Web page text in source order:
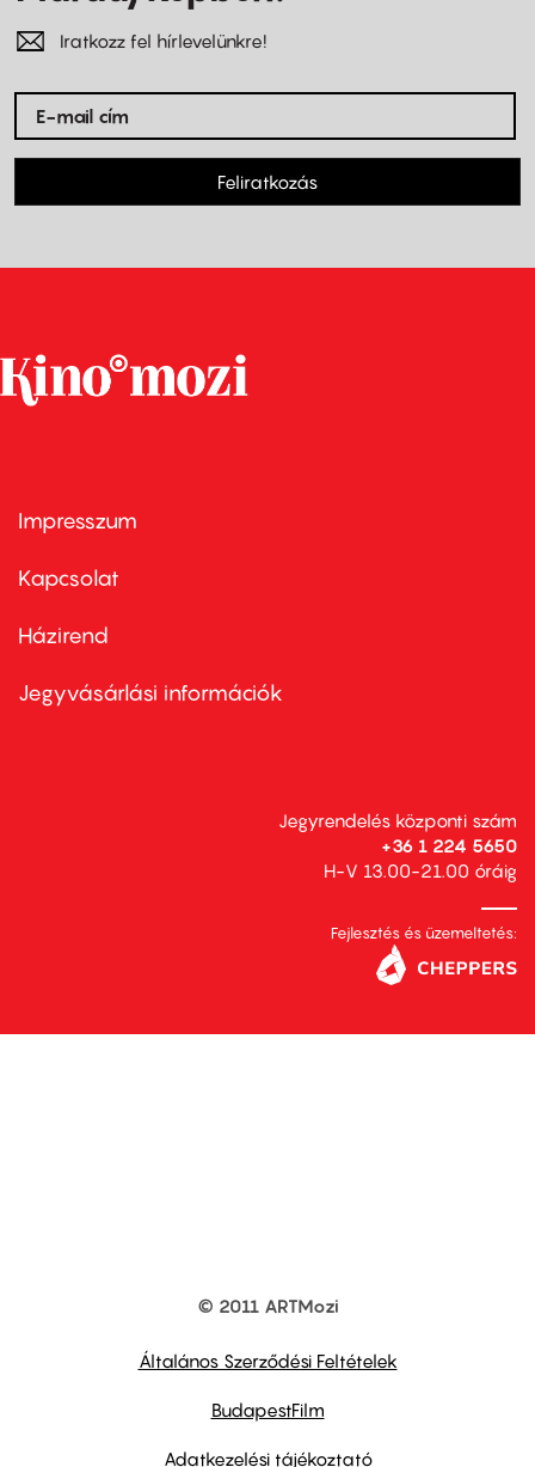
Iratkozz fel hírlevelünkre!
Feliratkozás
Footer
first
Impresszum
Kapcsolat
Footer
second
Házirend
Jegyvásárlási információk
Jegyrendelés központi szám
+36 1 224 5650
H-V 13.00-21.00 óráig
Fejlesztés és üzemeltetés:
© 2011 ARTMozi
Általános Szerződési Feltételek
BudapestFilm
Adatkezelési tájékoztató